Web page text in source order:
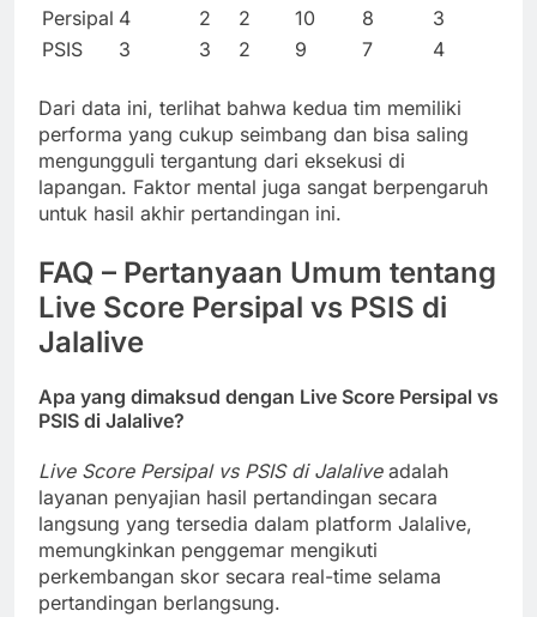
Persipal 4 2 2 10 8
3
PSIS
3 3 2 9 7 4
Dari data ini, terlihat bahwa kedua tim memiliki
performa yang cukup seimbang dan bisa saling
mengungguli tergantung dari eksekusi di
lapangan. Faktor mental juga sangat berpengaruh
untuk hasil akhir pertandingan ini.
FAQ – Pertanyaan Umum tentang
Live Score Persipal vs PSIS di
Jalalive
Apa yang dimaksud dengan Live Score Persipal vs
PSIS di Jalalive?
Live Score Persipal vs PSIS di Jalaliveadalah
layanan penyajian hasil pertandingan secara
langsung yang tersedia dalam platform Jalalive,
memungkinkan penggemar mengikuti
perkembangan skor secara real-time selama
pertandingan berlangsung.